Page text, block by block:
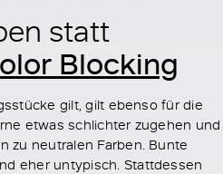
statt
Blocking
gilt, gilt ebenso für die
etwas schlichter zugehen und
zu neutralen Farben. Bunte
eher untypisch. Stattdessen